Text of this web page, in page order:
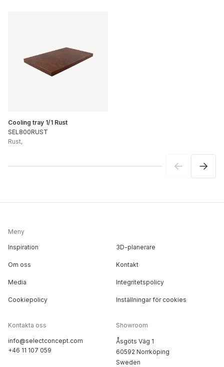
Cooling tray 1/1 Rust
SEL800RUST
Rust,
Meny
Inspiration 3D-planerare
Om oss Kontakt
Media Integritetspolicy
Cookiepolicy Inställningar för cookies
Kontakta oss
info@selectconcept.com
+46 11 107 059
Showroom
Åsgöts Väg 1
60592 Norrköping
Sweden